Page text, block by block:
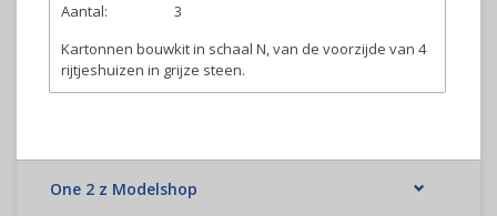
Aantal:
3
Kartonnen bouwkit in schaal N, van de voorzijde van 4
rijtjeshuizen in grijze steen.
One 2 z Modelshop